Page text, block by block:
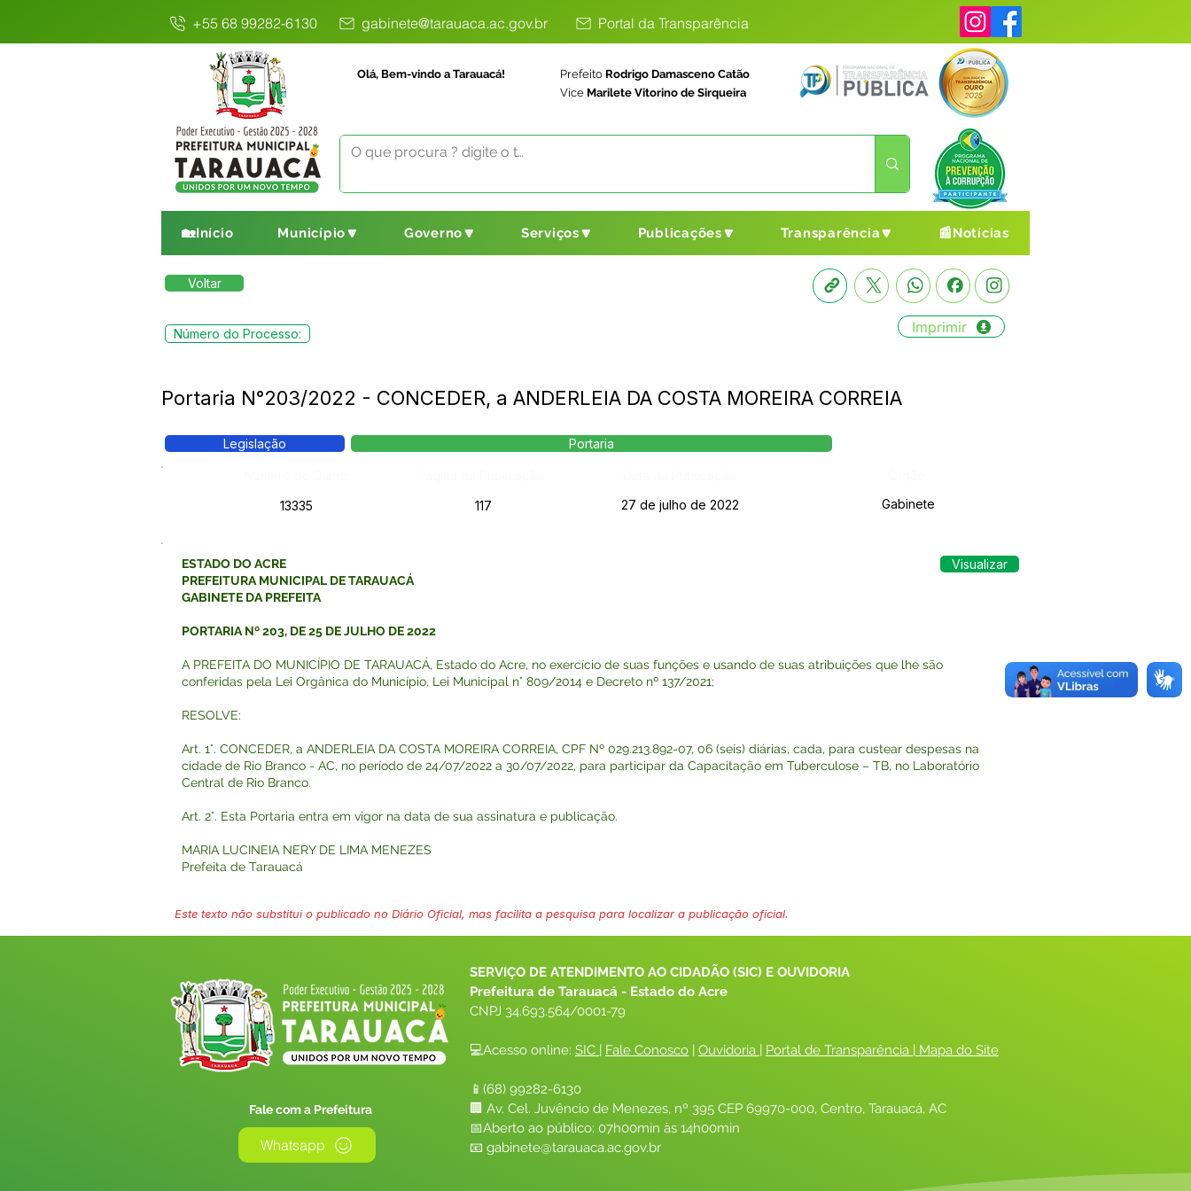
+55 68 99282-6130 gabinete@tarauaca.ac.gov.br Portal da Transparência
Olá, Bem-vindo a Tarauacá! Prefeito Rodrigo Damasceno Catão
Vice Marilete Vitorino de Sirqueira
🏡Início Município🔽 Governo🔽 Serviços🔽 Publicações🔽 Transparência🔽 📰Notícias
Voltar
Número do Processo: Imprimir
Portaria N°203/2022 - CONCEDER, a ANDERLEIA DA COSTA MOREIRA CORREIA
Legislação Portaria
13335
117 27 de julho de 2022 Gabinete
ESTADO DO ACRE
PREFEITURA MUNICIPAL DE TARAUACÁ
GABINETE DA PREFEITA
PORTARIA Nº 203, DE 25 DE JULHO DE 2022
A PREFEITA DO MUNICÍPIO DE TARAUACÁ, Estado do Acre, no exercício de suas funções e usando de suas atribuições que lhe são
conferidas pela Lei Orgânica do Município, Lei Municipal n° 809/2014 e Decreto nº 137/2021;
RESOLVE:
Art. 1°. CONCEDER, a ANDERLEIA DA COSTA MOREIRA CORREIA, CPF Nº 029.213.892-07, 06 (seis) diárias, cada, para custear despesas na
cidade de Rio Branco - AC, no período de 24/07/2022 a 30/07/2022, para participar da Capacitação em Tuberculose – TB, no Laboratório
Central de Rio Branco.
Art. 2°. Esta Portaria entra em vigor na data de sua assinatura e publicação.
MARIA LUCINEIA NERY DE LIMA MENEZES
Prefeita de Tarauacá
Visualizar
Este texto não substitui o publicado no Diário Oficial, mas facilita a pesquisa para localizar a publicação oficial.
Fale com a Prefeitura
Whatsapp
SERVIÇO DE ATENDIMENTO AO CIDADÃO (SIC) E OUVIDORIA
Prefeitura de Tarauacá - Estado do Acre
CNPJ 34.693.564/0001-79
💻Acesso online: SIC | Fale Conosco | Ouvidoria | Portal de Transparência | Mapa do Site
📱(68) 99282-6130
🏢 Av. Cel. Juvêncio de Menezes, nº 395 CEP 69970-000, Centro, Tarauacá, AC
📅Aberto ao público: 07h00min às 14h00min
📧 gabinete@tarauaca.ac.gov.br